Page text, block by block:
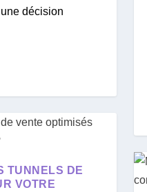
décision
TUNNELS DE
VOTRE